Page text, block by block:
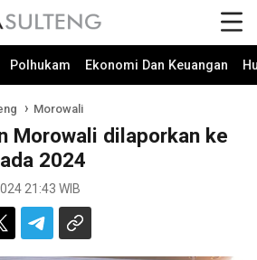
Polhukam Ekonomi Dan Keuangan
Morowali
Morowali dilaporkan ke
2024
21:43 WIB